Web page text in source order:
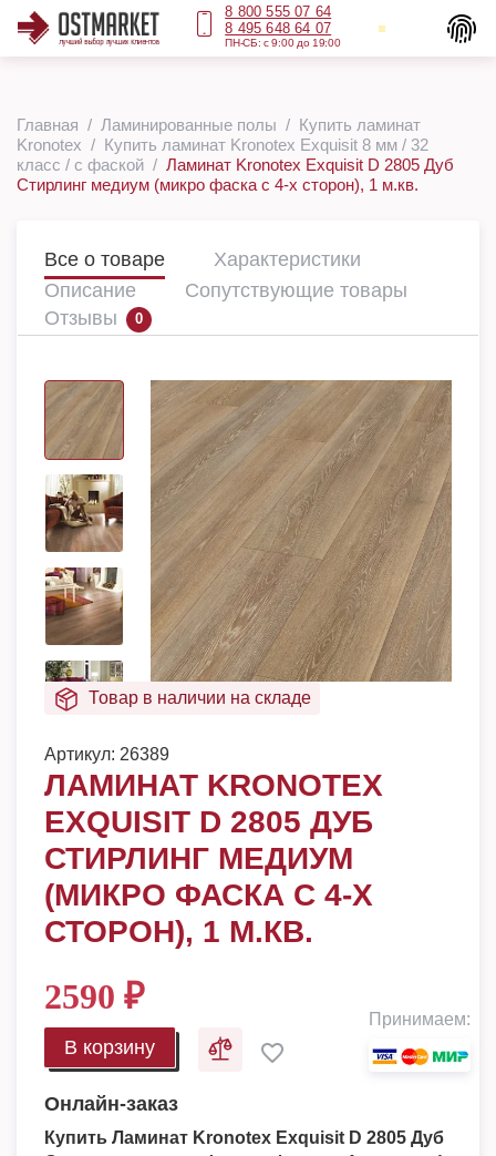
8 800 555 07 64
8 495 648 64 07
ПН-СБ: с 9:00 до 19:00
Главная Ламинированные полы
Купить ламинат
Kronotex
Купить ламинат Kronotex Exquisit 8 мм / 32
класс / с фаской
Ламинат Kronotex Exquisit D 2805 Дуб
Стирлинг медиум (микро фаска с 4-х сторон), 1 м.кв.
Все о товаре
Характеристики
Описание
Сопутствующие товары
Отзывы
0
Товар в наличии на складе
Артикул: 26389
ЛАМИНАТ KRONOTEX
EXQUISIT D 2805 ДУБ
СТИРЛИНГ МЕДИУМ
(МИКРО ФАСКА С 4-Х
СТОРОН), 1 М.КВ.
2590 ₽
В корзину
Принимаем:
Онлайн-заказ
Купить Ламинат Kronotex Exquisit D 2805 Дуб